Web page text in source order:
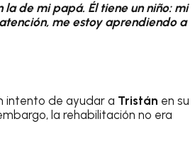
de mi papá. Él tiene un niño: mi
me estoy aprendiendo a
intento de ayudar a Tristán en su
la rehabilitación no era